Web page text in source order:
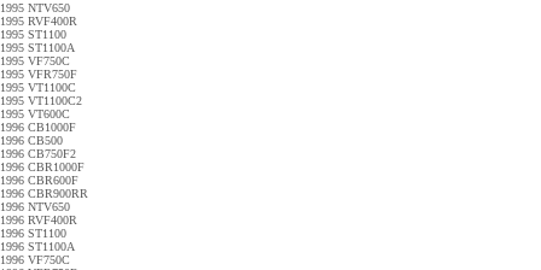
1995 NTV650
1995 RVF400R
1995 ST1100
1995 ST1100A
1995 VF750C
1995 VFR750F
1995 VT1100C
1995 VT1100C2
1995 VT600C
1996 CB1000F
1996 CB500
1996 CB750F2
1996 CBR1000F
1996 CBR600F
1996 CBR900RR
1996 NTV650
1996 RVF400R
1996 ST1100
1996 ST1100A
1996 VF750C